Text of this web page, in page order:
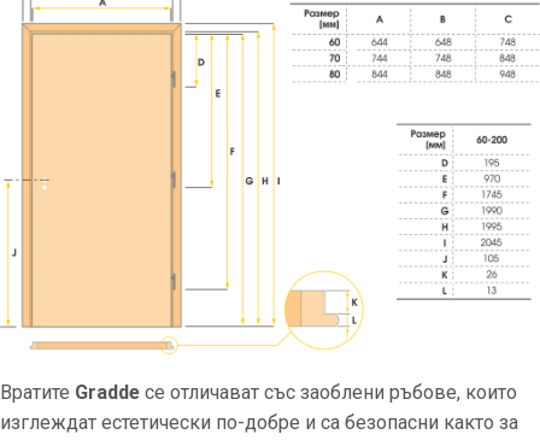
Вратите Gradde се отличават със заоблени ръбове, които
изглеждат естетически по-добре и са безопасни както за